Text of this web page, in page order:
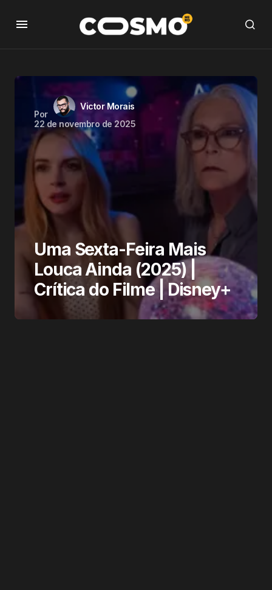
Por
Victor Morais
22 de novembro de 2025
Uma Sexta-Feira Mais
Louca Ainda (2025) |
Crítica do Filme | Disney+